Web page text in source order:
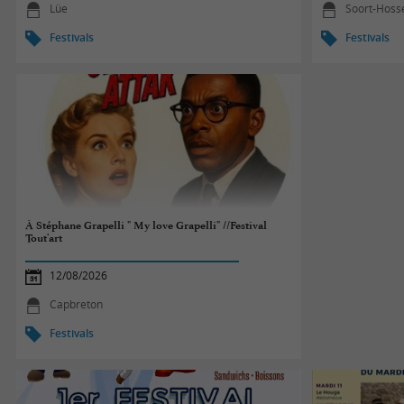
Lüe
Festivals
Soort-
Festivals
À Stéphane Grapelli " My love Grapelli" //Festival
Tout'art
12/08/2026
Capbreton
Festivals